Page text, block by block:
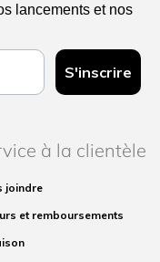
lancements et nos
S'inscrire
à la clientèle
joindre
et remboursements